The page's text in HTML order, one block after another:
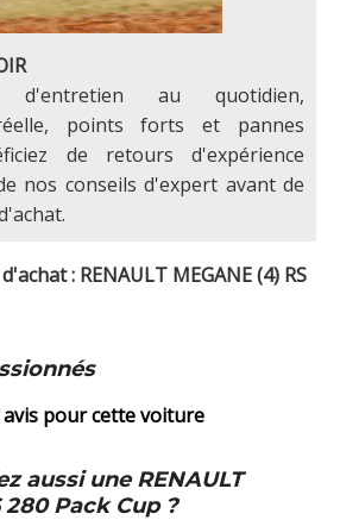
d'entretien au quotidien,
points forts et pannes
de retours d'expérience
nos conseils d'expert avant de
: RENAULT MEGANE (4) RS
avis pour cette voiture
aussi une RENAULT
280 Pack Cup ?